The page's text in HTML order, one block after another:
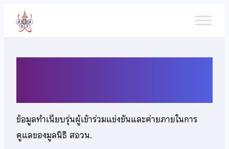
เนื้อหา
ข้อมูลทำเนียบรุ่นผู้เข้าร่วมแข่งขันและค่ายภายในการ
ดูแลของมูลนิธิ สอวน.